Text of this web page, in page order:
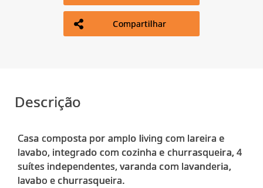
Compartilhar
Descrição
Casa composta por amplo living com lareira e
lavabo, integrado com cozinha e churrasqueira, 4
suítes independentes, varanda com lavanderia,
lavabo e churrasqueira.